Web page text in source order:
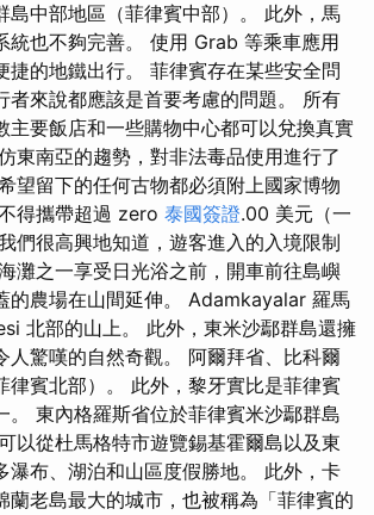
島中部地區（菲律賓中部）。 此外，馬
統也不夠完善。 使用 Grab 等乘車應用
捷的地鐵出行。 菲律賓存在某些安全問
者來說都應該是首要考慮的問題。 所有
主要飯店和一些購物中心都可以兌換真實
東南亞的趨勢，對非法毒品使用進行了
望留下的任何古物都必須附上國家博物
得攜帶超過 zero 泰國簽證.00 美元（一
們很高興地知道，遊客進入的入境限制
灘之一享受日光浴之前，開車前往島嶼
的農場在山間延伸。 Adamkayalar 羅馬
北部的山上。 此外，東米沙鄢群島還擁
人驚嘆的自然奇觀。 阿爾拜省、比科爾
律賓北部）。 此外，黎牙實比是菲律賓
。 東內格羅斯省位於菲律賓米沙鄢群島
以從杜馬格特市遊覽錫基霍爾島以及東
瀑布、湖泊和山區度假勝地。 此外，卡
蘭老島最大的城市，也被稱為「菲律賓的